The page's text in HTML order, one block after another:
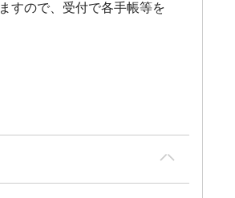
すので、受付で各手帳等を